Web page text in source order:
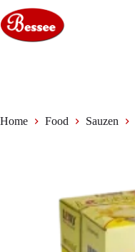
naar
de
inhoud
Home Food Sauzen